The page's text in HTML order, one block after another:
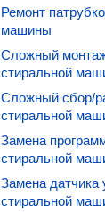
Ремонт
машины
Сложный
стиральной
Сложный сбор/
стиральной
Замена
стиральной
Замена датчика
стиральной